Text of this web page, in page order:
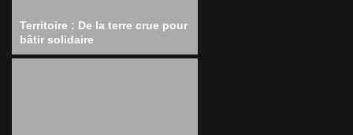
Territoire : De la terre crue pour
bâtir solidaire